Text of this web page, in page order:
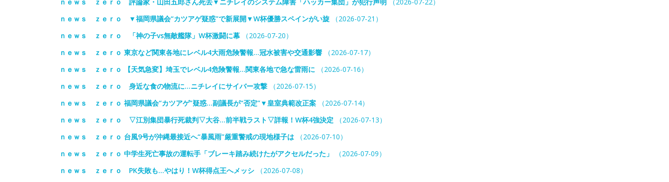
ｎｅｗｓ ｚｅｒｏ ▼福岡県議会“カツアゲ疑惑”で新展開▼W杯優勝スペインがい旋 （2026-07-21）
ｎｅｗｓ ｚｅｒｏ 「神の子vs無敵艦隊」W杯激闘に幕 （2026-07-20）
ｎｅｗｓ ｚｅｒｏ 東京など関東各地にレベル4大雨危険警報…冠水被害や交通影響 （2026-07-17）
ｎｅｗｓ ｚｅｒｏ 【天気急変】埼玉でレベル4危険警報…関東各地で急な雷雨に （2026-07-16）
ｎｅｗｓ ｚｅｒｏ 身近な食の物流に…ニチレイにサイバー攻撃 （2026-07-15）
ｎｅｗｓ ｚｅｒｏ 福岡県議会“カツアゲ”疑惑…副議長が“否定”▼皇室典範改正案 （2026-07-14）
ｎｅｗｓ ｚｅｒｏ ▽江別集団暴行死裁判▽大谷…前半戦ラスト▽詳報！W杯4強決定 （2026-07-13）
ｎｅｗｓ ｚｅｒｏ 台風9号が沖縄最接近へ“暴風雨”厳重警戒の現地様子は （2026-07-10）
ｎｅｗｓ ｚｅｒｏ 中学生死亡事故の運転手「ブレーキ踏み続けたがアクセルだった」
（2026-07-09）
ｎｅｗｓ ｚｅｒｏ PK失敗も…やはり！W杯得点王へメッシ （2026-07-08）